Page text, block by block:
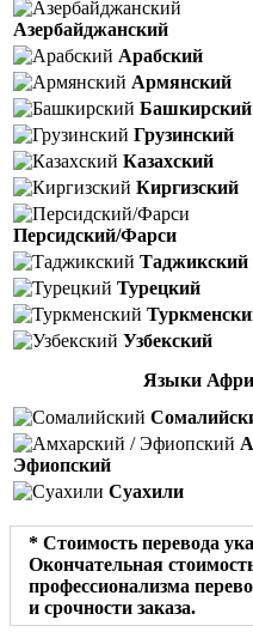
Азербайджанский
Арабский
Армянский
Башкирский
Грузинский
Казахский
Киргизский
Персидский/Фарси
Таджикский
Турецкий
Узбекский
Языки
Эфиопский
Суахили
* Стоимость перевода
Окончательная
профессионализма
и срочности заказа.